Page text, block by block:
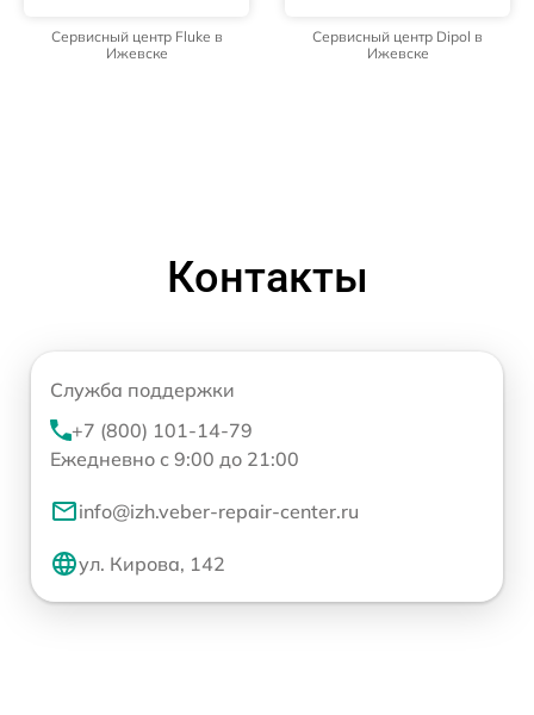
Сервисный центр Fluke в
Ижевске
Сервисный центр Dipol в
Ижевске
Контакты
Служба поддержки
+7 (800) 101-14-79
Ежедневно с 9:00 до 21:00
info@izh.veber-repair-center.ru
ул. Кирова, 142